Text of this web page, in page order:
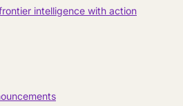
intelligence with action